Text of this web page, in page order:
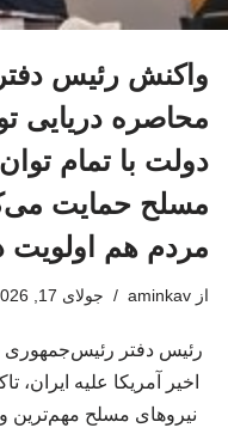
واکنش رئیس
محاصره دریایی
دولت با تمام
مسلح حمایت
مردم هم
از aminkav جولای 17, 2026
رئیس دفتر رئیس‌جمهوری
اخیر آمریکا علیه ایران،
نیروهای مسلح